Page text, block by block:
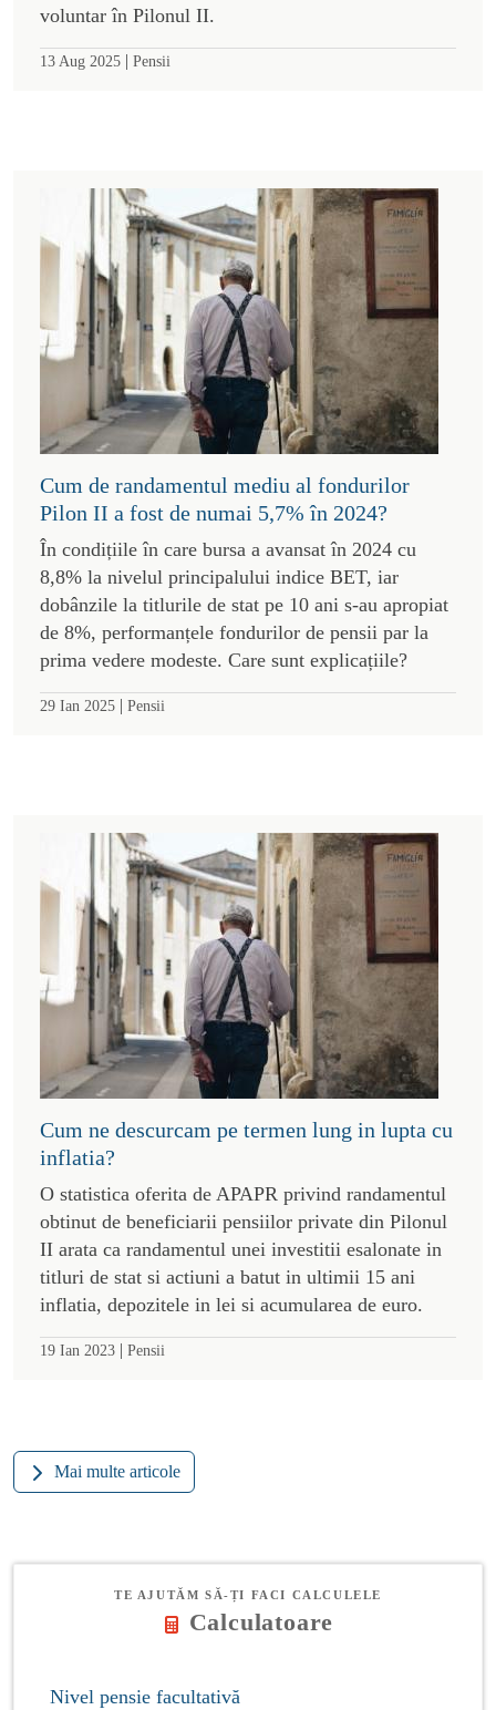
voluntar în Pilonul II.
13 Aug 2025 | Pensii
Cum de randamentul mediu al fondurilor
Pilon II a fost de numai 5,7% în 2024?
În condițiile în care bursa a avansat în 2024 cu
8,8% la nivelul principalului indice BET, iar
dobânzile la titlurile de stat pe 10 ani s-au apropiat
de 8%, performanțele fondurilor de pensii par la
prima vedere modeste. Care sunt explicațiile?
29 Ian 2025 | Pensii
Cum ne descurcam pe termen lung in lupta cu
inflatia?
O statistica oferita de APAPR privind randamentul
obtinut de beneficiarii pensiilor private din Pilonul
II arata ca randamentul unei investitii esalonate in
titluri de stat si actiuni a batut in ultimii 15 ani
inflatia, depozitele in lei si acumularea de euro.
19 Ian 2023 | Pensii
Mai multe articole
TE AJUTĂM SĂ-ȚI FACI CALCULELE
Calculatoare
Nivel pensie facultativă